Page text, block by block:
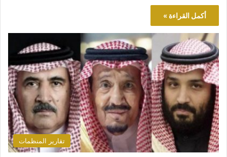
أكمل القراءة »
تقارير المنظمات